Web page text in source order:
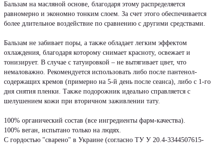
Бальзам на масляной основе, благодаря этому распределяется
равномерно и экономно тонким слоем. За счет этого обеспечивается
более длительное воздействие по сравнению с другими средствами.
Бальзам не забивает поры, а также обладает легким эффектом
охлаждения, благодаря которому снимает красноту, освежает и
тонизирует. В случае с татуировкой – не вытягивает цвет, что
немаловажно. Рекомендуется использовать либо после пантенол-
содержащих кремов (примерно на 5-й день после сеанса), либо с 1-го
дня снятия пленки. Также подорожник идеально справляется с
шелушением кожи при вторичном заживлении тату.
100% органический состав (все ингредиенты фарм-качества).
100% веган, испытано только на людях.
С гордостью "сварено" в Украине (согласно ТУ У 20.4-3344507615-